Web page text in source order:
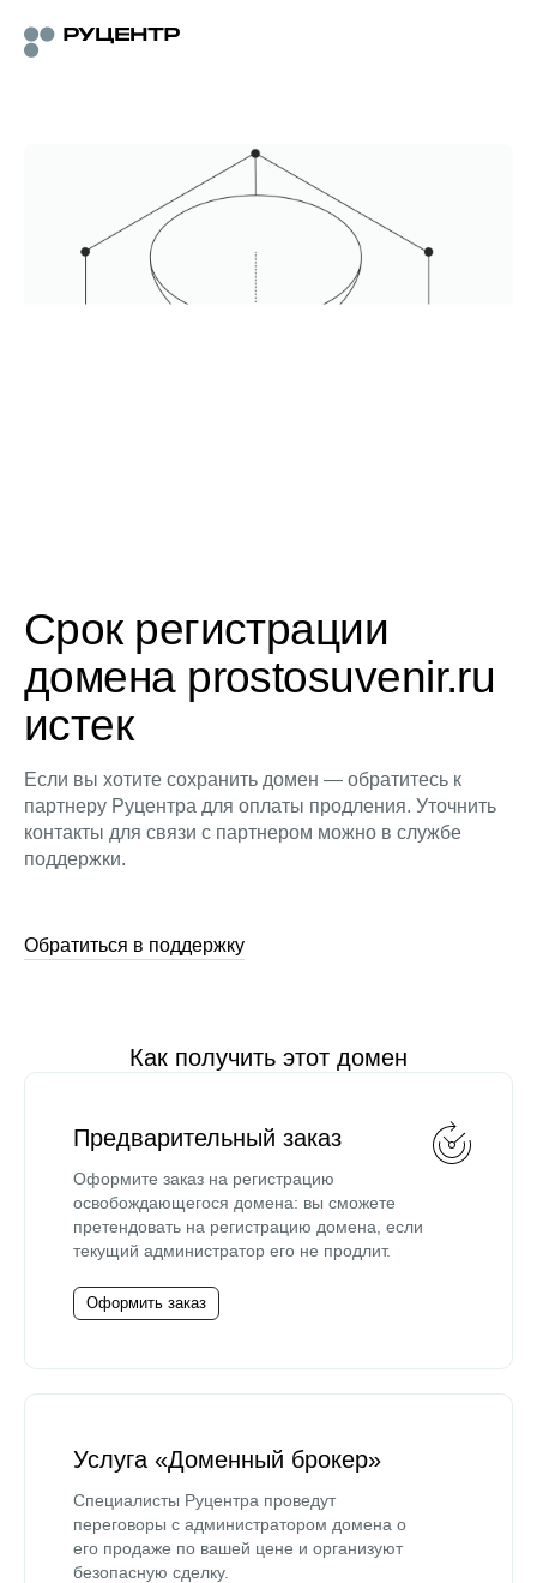
Срок регистрации
домена prostosuvenir.ru
истек
Если вы хотите сохранить домен — обратитесь к
партнеру Руцентра для оплаты продления. Уточнить
контакты для связи с партнером можно в службе
поддержки.
Обратиться в поддержку
Как получить этот домен
Предварительный заказ
Оформите заказ на регистрацию
освобождающегося домена: вы сможете
претендовать на регистрацию домена, если
текущий администратор его не продлит.
Оформить заказ
Услуга «Доменный брокер»
Специалисты Руцентра проведут
переговоры с администратором домена о
его продаже по вашей цене и организуют
безопасную сделку.